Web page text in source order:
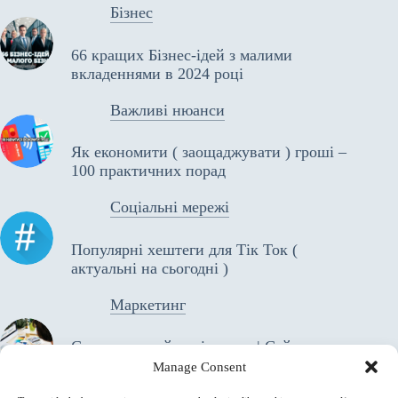
Manage Consent
Бізнес
66 кращих Бізнес-ідей з малими
вкладеннями в 2024 році
Важливі нюанси
Як економити ( заощаджувати ) гроші –
100 практичних порад
Соціальні мережі
Популярні хештеги для Тік Ток (
актуальні на сьогодні )
Маркетинг
Створення сайту під ключ | Сайт
візитка | Лендінг Пейдж |